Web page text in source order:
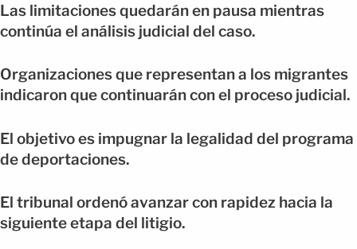
Las limitaciones quedarán en pausa mientras
continúa el análisis judicial del caso.
Organizaciones que representan a los migrantes
indicaron que continuarán con el proceso judicial.
El objetivo es impugnar la legalidad del programa
de deportaciones.
El tribunal ordenó avanzar con rapidez hacia la
siguiente etapa del litigio.